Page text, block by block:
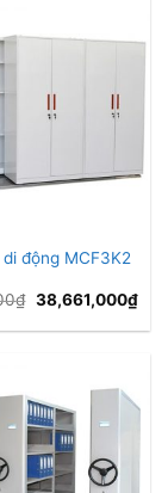
động MCF3K2
₫ Giá
gốc
là:
38,661,000₫Giá
hiện
tại